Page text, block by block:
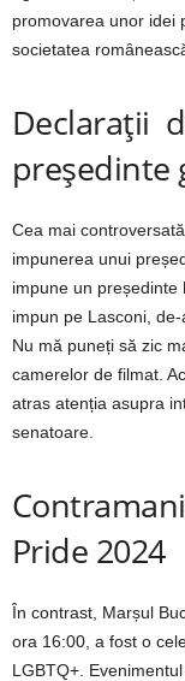
promovarea unor idei
societatea
Declarații
președinte
Cea mai
impunerea unui
impune un președinte
impun pe Lasconi,
Nu mă puneți să zic
camerelor de filmat.
atras atenția asupra
senatoare.
Pride 2024
În contrast, Marșul
ora 16:00, a fost o
LGBTQ+.